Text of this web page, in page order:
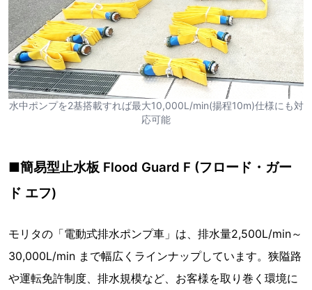
水中ポンプを2基搭載すれば最大10,000L/min(揚程10m)仕様にも対
応可能
■簡易型止水板 Flood Guard F (フロード・ガー
ド エフ)
モリタの「電動式排水ポンプ車」は、排水量2,500L/min～
30,000L/min まで幅広くラインナップしています。狭隘路
や運転免許制度、排水規模など、お客様を取り巻く環境に